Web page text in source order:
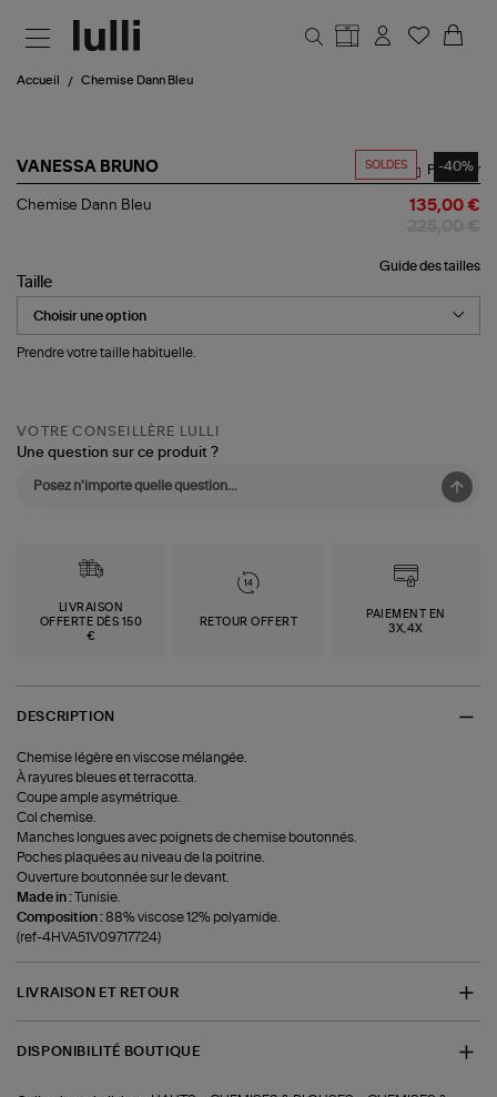
Accueil Chemise Dann Bleu
SOLDES -40%
VANESSA BRUNO
Chemise
Partager
Chemise Dann Bleu 135,00 €
Guide des tailles
Taille
Prendre votre taille habituelle.
VOTRE CONSEILLÈRE LULLI
Une question sur ce produit ?
LIVRAISON
OFFERTE DÈS 150
€
RETOUR OFFERT
PAIEMENT EN
3X,4X
DESCRIPTION
Chemise légère en viscose mélangée.
À rayures bleues et terracotta.
Coupe ample asymétrique.
Col chemise.
Manches longues avec poignets de chemise boutonnés.
Poches plaquées au niveau de la poitrine.
Ouverture boutonnée sur le devant.
Made in :Tunisie.
Composition :88% viscose 12% polyamide.
(ref-4HVA51V09717724)
LIVRAISON ET RETOUR
DISPONIBILITÉ BOUTIQUE